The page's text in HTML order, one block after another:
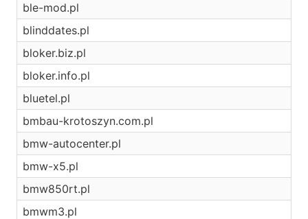
ble-mod.pl
blinddates.pl
bloker.biz.pl
bloker.info.pl
bluetel.pl
bmbau-krotoszyn.com.pl
bmw-autocenter.pl
bmw-x5.pl
bmw850rt.pl
bmwm3.pl